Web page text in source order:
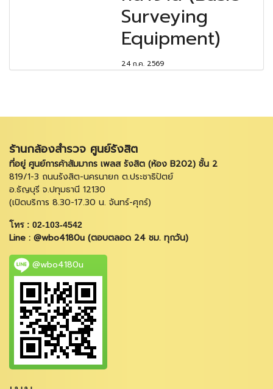
Surveying
Equipment)
24 ก.ค. 2569
ร้านกล้องสำรวจ ศูนย์รังสิต
ที่อยู่ ศูนย์การค้าสัมมากร เพลส รังสิต (ห้อง B202) ชั้น 2
819/1-3 ถนนรังสิต-นครนายก ต.ประชาธิปัตย์
อ.ธัญบุรี จ.ปทุมธานี 12130
(เปิดบริการ 8.30-17.30 น. จันทร์-ศุกร์)
โทร : 02-103-4542
Line : @wbo4180u (ตอบตลอด 24 ชม. ทุกวัน)
@wbo4180u